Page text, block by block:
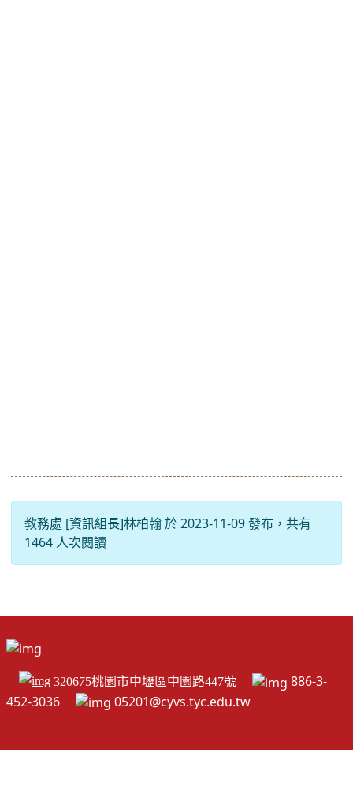
教務處 [資訊組長]林柏翰 於 2023-11-09 發布，共有
1464 人次閱讀
320675桃園市中壢區中園路447號
886-3-
452-3036
05201@cyvs.tyc.edu.tw